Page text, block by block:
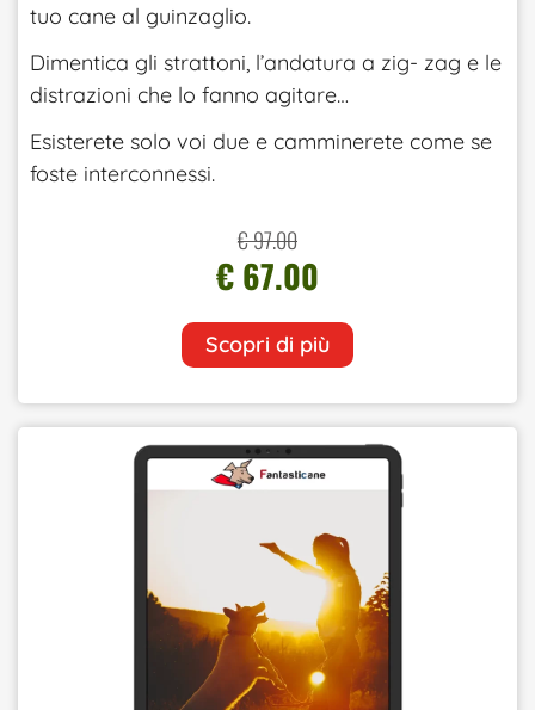
tuo cane al guinzaglio.
Dimentica gli strattoni, l’andatura a zig- zag e le
distrazioni che lo fanno agitare…
Esisterete solo voi due e camminerete come se
foste interconnessi.
€ 97.00
€ 67.00
Scopri di più